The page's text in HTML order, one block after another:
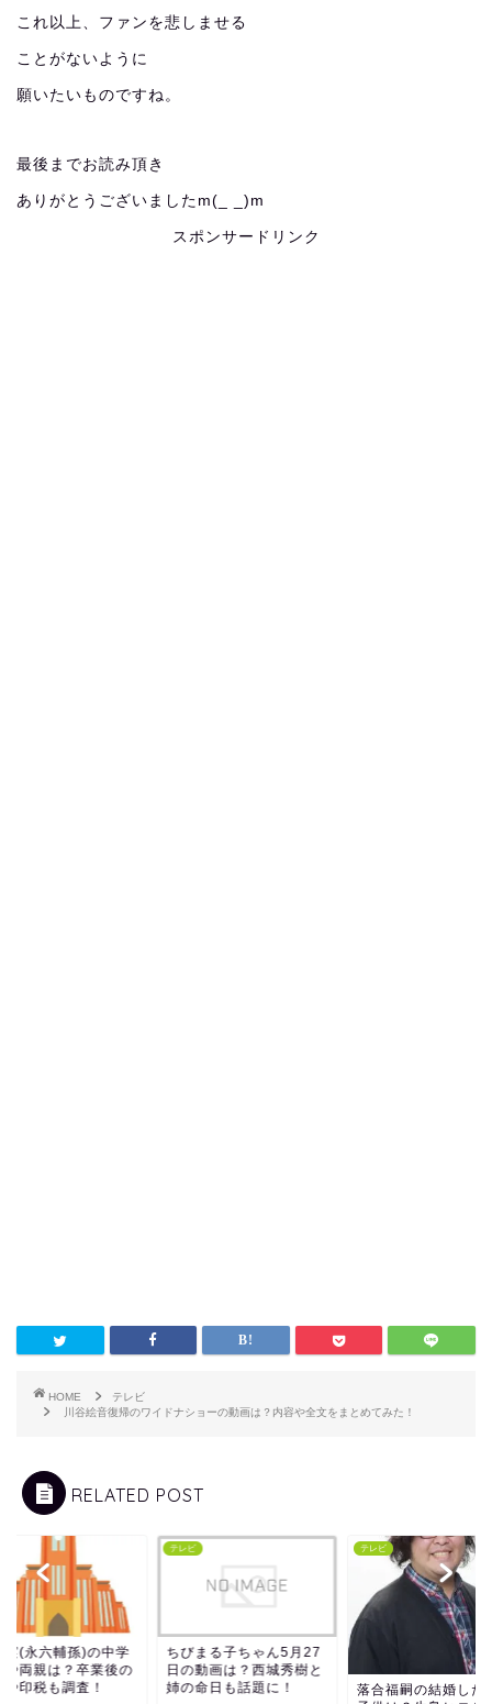
これ以上、ファンを悲しませる
ことがないように
願いたいものですね。
最後までお読み頂き
ありがとうございましたm(_ _)m
スポンサードリンク
HOME
テレビ
川谷絵音復帰のワイドナショーの動画は？内容や全文をまとめてみた！
RELATED POST
実(永六輔孫)の中学
や両親は？卒業後の
や印税も調査！
テレビ
ちびまる子ちゃん5月27
日の動画は？西城秀樹と
姉の命日も話題に！
テレビ
落合福嗣の結婚した